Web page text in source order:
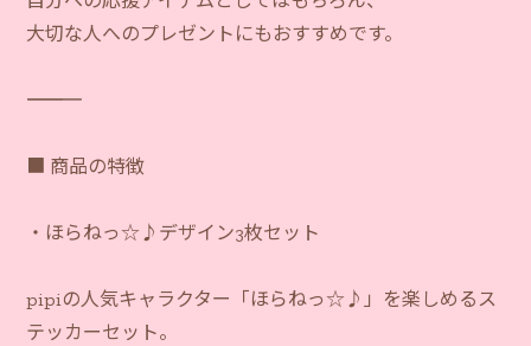
大切な人へのプレゼントにもおすすめです。
―――――――――――
■ 商品の特徴
・ほらねっ☆♪デザイン3枚セット
pipiの人気キャラクター「ほらねっ☆♪」を楽しめるス
テッカーセット。